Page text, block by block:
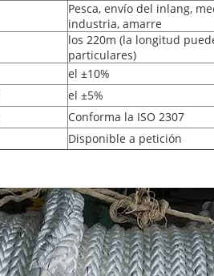
Pesca, envío del inlang,
industria, amarre
los 220m (la longitud
particulares)
el ±10%
el ±5%
Conforma la ISO 2307
Disponible a petición